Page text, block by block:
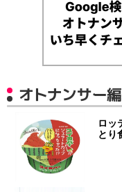
オトナンサー
ロッ
とり